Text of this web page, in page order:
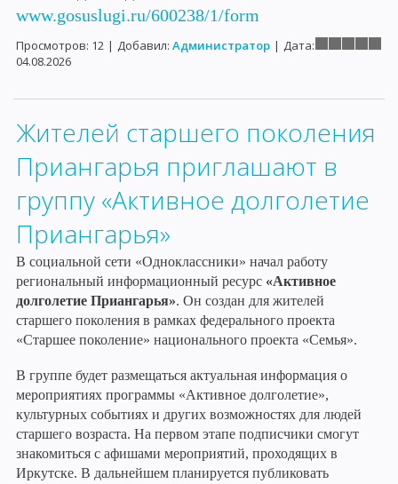
www.gosuslugi.ru/600238/1/form
Просмотров: 12 | Добавил: Администратор | Дата:
04.08.2026
Жителей старшего поколения
Приангарья приглашают в
группу «Активное долголетие
Приангарья»
В социальной сети «Одноклассники» начал работу
региональный информационный ресурс «Активное
долголетие Приангарья». Он создан для жителей
старшего поколения в рамках федерального проекта
«Старшее поколение» национального проекта «Семья».
В группе будет размещаться актуальная информация о
мероприятиях программы «Активное долголетие»,
культурных событиях и других возможностях для людей
старшего возраста. На первом этапе подписчики смогут
знакомиться с афишами мероприятий, проходящих в
Иркутске. В дальнейшем планируется публиковать